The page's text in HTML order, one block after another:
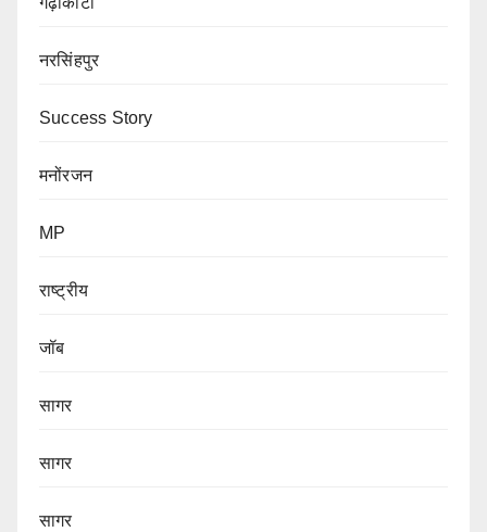
नरसिंहपुर
Success Story
मनोंरजन
MP
राष्ट्रीय
जॉब
सागर
सागर
सागर